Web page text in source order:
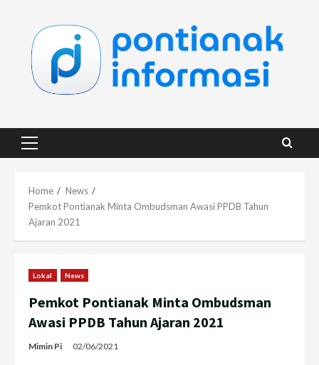
content
Primary
Home
News
Pemkot Pontianak Minta Ombudsman Awasi PPDB Tahun
Ajaran 2021
Lokal News
Pemkot Pontianak Minta Ombudsman
Awasi PPDB Tahun Ajaran 2021
Mimin Pi 02/06/2021